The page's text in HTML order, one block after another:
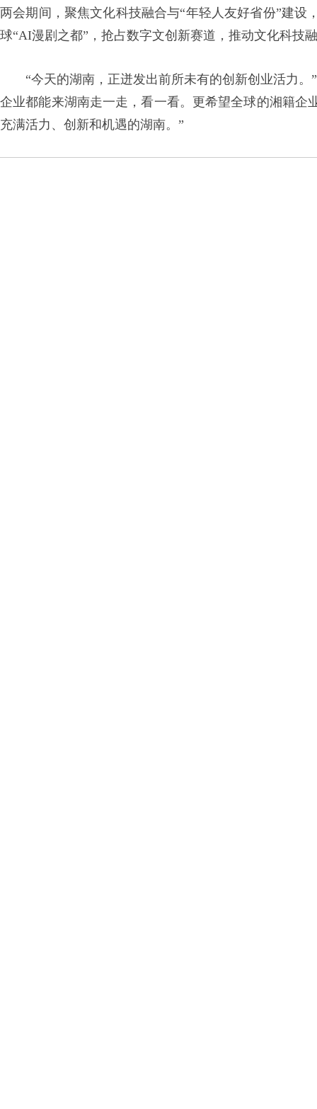
两会期间，聚焦文化科技融合与“年轻人友好省份”建
球“AI漫剧之都”，抢占数字文创新赛道，推动文化科技
“今天的湖南，正迸发出前所未有的创新创业活力
企业都能来湖南走一走，看一看。更希望全球的湘籍
充满活力、创新和机遇的湖南。”